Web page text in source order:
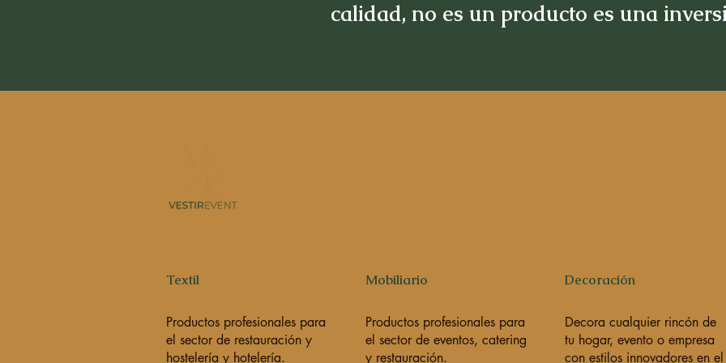
calidad, no es un producto es una
Textil
Productos profesionales para
el sector de restauración y
hostelería y hotelería.
Mobiliario
Productos profesionales para
el sector de eventos, catering
y restauración.
Decoración
Decora cualquier rincón de
tu hogar, evento o empresa
con estilos innovadores en el